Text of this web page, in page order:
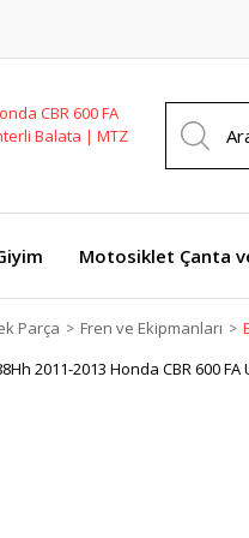
Motosiklet Çanta
Parça Fren ve Ekipmanları